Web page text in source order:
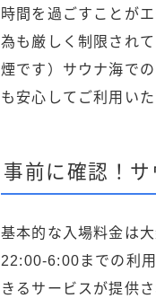
時間を過ごすことが
為も厳しく制限され
煙です）サウナ海で
も安心してご利用いた
事前に確認！
基本的な入場料金は
22:00-6:00までの利
きるサービスが提供